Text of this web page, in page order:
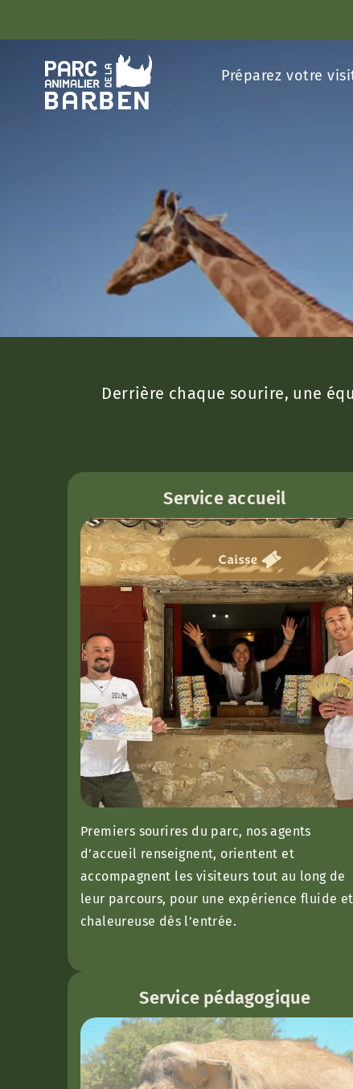
Préparez votre
Derrière chaque sourire, une
Service accueil
Premiers sourires du parc, nos agents
d’accueil renseignent, orientent et
accompagnent les visiteurs tout au long de
leur parcours, pour une expérience fluide et
chaleureuse dès l’entrée.
Service pédagogique